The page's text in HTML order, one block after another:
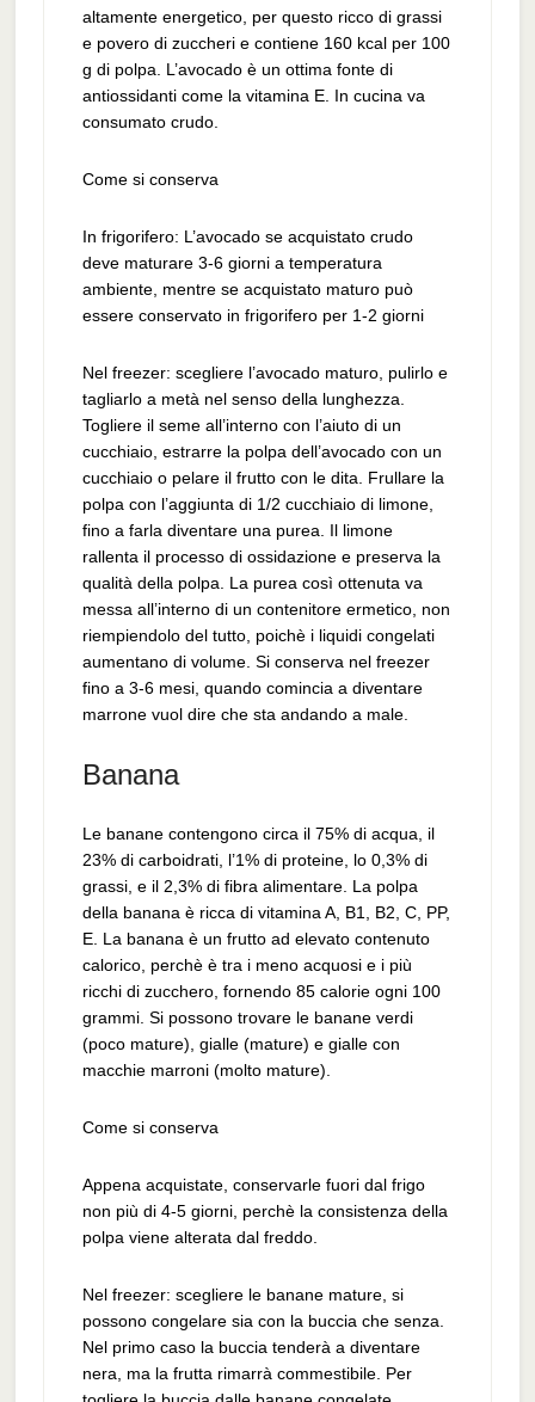
altamente energetico, per questo ricco di grassi
e povero di zuccheri e contiene 160 kcal per 100
g di polpa. L’avocado è un ottima fonte di
antiossidanti come la vitamina E. In cucina va
consumato crudo.
Come si conserva
In frigorifero: L’avocado se acquistato crudo
deve maturare 3-6 giorni a temperatura
ambiente, mentre se acquistato maturo può
essere conservato in frigorifero per 1-2 giorni
Nel freezer: scegliere l’avocado maturo, pulirlo e
tagliarlo a metà nel senso della lunghezza.
Togliere il seme all’interno con l’aiuto di un
cucchiaio, estrarre la polpa dell’avocado con un
cucchiaio o pelare il frutto con le dita. Frullare la
polpa con l’aggiunta di 1/2 cucchiaio di limone,
fino a farla diventare una purea. Il limone
rallenta il processo di ossidazione e preserva la
qualità della polpa. La purea così ottenuta va
messa all’interno di un contenitore ermetico, non
riempiendolo del tutto, poichè i liquidi congelati
aumentano di volume. Si conserva nel freezer
fino a 3-6 mesi, quando comincia a diventare
marrone vuol dire che sta andando a male.
Banana
Le banane contengono circa il 75% di acqua, il
23% di carboidrati, l’1% di proteine, lo 0,3% di
grassi, e il 2,3% di fibra alimentare. La polpa
della banana è ricca di vitamina A, B1, B2, C, PP,
E. La banana è un frutto ad elevato contenuto
calorico, perchè è tra i meno acquosi e i più
ricchi di zucchero, fornendo 85 calorie ogni 100
grammi. Si possono trovare le banane verdi
(poco mature), gialle (mature) e gialle con
macchie marroni (molto mature).
Come si conserva
Appena acquistate, conservarle fuori dal frigo
non più di 4-5 giorni, perchè la consistenza della
polpa viene alterata dal freddo.
Nel freezer: scegliere le banane mature, si
possono congelare sia con la buccia che senza.
Nel primo caso la buccia tenderà a diventare
nera, ma la frutta rimarrà commestibile. Per